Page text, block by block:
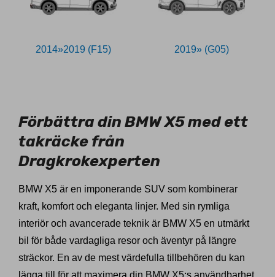
2014»2019 (F15) 2019» (G05)
Förbättra din BMW X5 med ett
takräcke från
Dragkrokexperten
BMW X5 är en imponerande SUV som kombinerar
kraft, komfort och eleganta linjer. Med sin rymliga
interiör och avancerade teknik är BMW X5 en utmärkt
bil för både vardagliga resor och äventyr på längre
sträckor. En av de mest värdefulla tillbehören du kan
lägga till för att maximera din BMW X5:s användbarhet